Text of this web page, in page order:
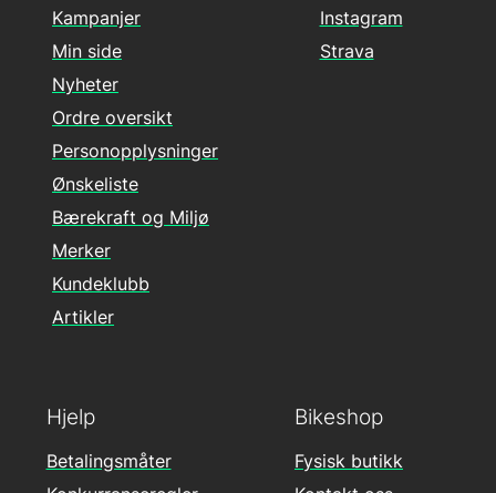
Instagram
Strava
Hjelp
Betalingsmåter
Kampanjer
Min side
Nyheter
Ordre oversikt
Personopplysninger
Ønskeliste
Bærekraft og Miljø
Merker
Kundeklubb
Artikler
Bikeshop
Fysisk butikk